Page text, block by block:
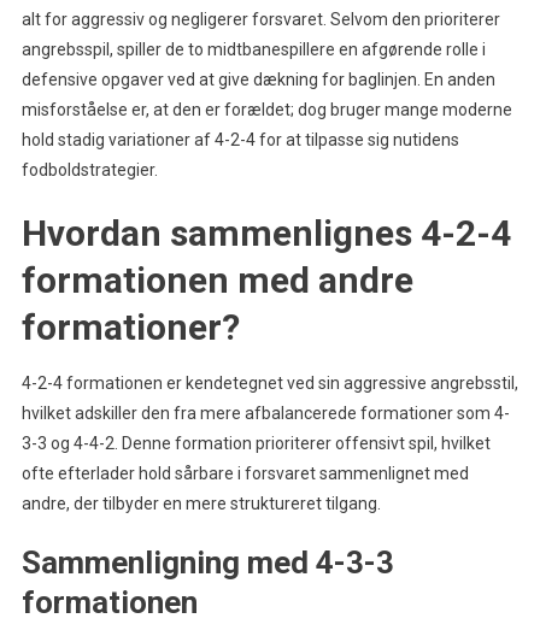
alt for aggressiv og negligerer forsvaret. Selvom den prioriterer
angrebsspil, spiller de to midtbanespillere en afgørende rolle i
defensive opgaver ved at give dækning for baglinjen. En anden
misforståelse er, at den er forældet; dog bruger mange moderne
hold stadig variationer af 4-2-4 for at tilpasse sig nutidens
fodboldstrategier.
Hvordan sammenlignes 4-2-4
formationen med andre
formationer?
4-2-4 formationen er kendetegnet ved sin aggressive angrebsstil,
hvilket adskiller den fra mere afbalancerede formationer som 4-
3-3 og 4-4-2. Denne formation prioriterer offensivt spil, hvilket
ofte efterlader hold sårbare i forsvaret sammenlignet med
andre, der tilbyder en mere struktureret tilgang.
Sammenligning med 4-3-3
formationen